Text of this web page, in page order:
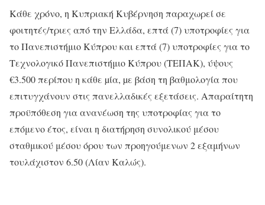
Κάθε χρόνο, η Κυπριακή Κυβέρνηση παραχωρεί σε
φοιτητές/τριες από την Ελλάδα, επτά (7) υποτροφίες για
το Πανεπιστήμιο Κύπρου και επτά (7) υποτροφίες για το
Τεχνολογικό Πανεπιστήμιο Κύπρου (ΤΕΠΑΚ), ύψους
€3.500 περίπου η κάθε µία, µε βάση τη βαθμολογία που
επιτυγχάνουν στις πανελλαδικές εξετάσεις. Απαραίτητη
προϋπόθεση για ανανέωση της υποτροφίας για το
επόμενο έτος, είναι η διατήρηση συνολικού μέσου
σταθμικού μέσου όρου των προηγούμενων 2 εξαμήνων
τουλάχιστον 6.50 (Λίαν Καλώς).